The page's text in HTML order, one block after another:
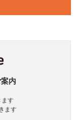
内
ます
ます